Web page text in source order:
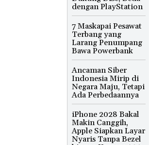
dengan PlayStation
7 Maskapai Pesawat
Terbang yang
Larang Penumpang
Bawa Powerbank
Ancaman Siber
Indonesia Mirip di
Negara Maju, Tetapi
Ada Perbedaannya
iPhone 2028 Bakal
Makin Canggih,
Apple Siapkan Layar
Nyaris Tanpa Bezel